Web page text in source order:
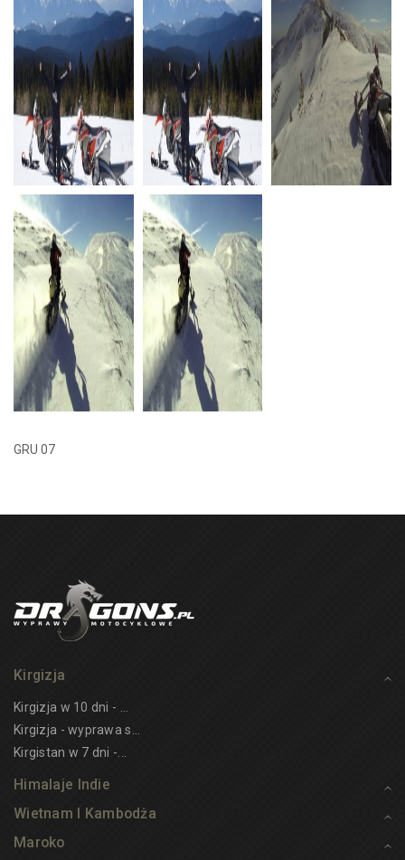
GRU 07
Kirgizja
Kirgizja w 10 dni - ...
Kirgizja - wyprawa s...
Kirgistan w 7 dni -...
Himalaje Indie
Wietnam I Kambodża
Maroko